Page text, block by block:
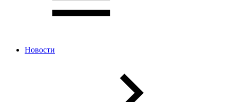
Новости